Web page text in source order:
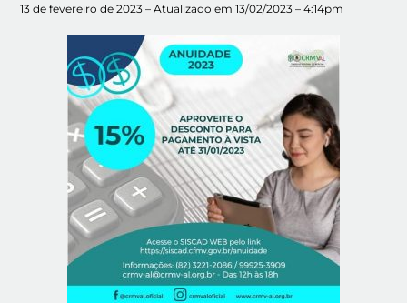
13 de fevereiro de 2023 – Atualizado em 13/02/2023 – 4:14pm